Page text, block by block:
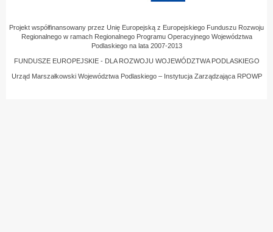
Projekt współfinansowany przez Unię Europejską z Europejskiego Funduszu Rozwoju
Regionalnego w ramach Regionalnego Programu Operacyjnego Województwa
Podlaskiego na lata 2007-2013
FUNDUSZE EUROPEJSKIE - DLA ROZWOJU WOJEWÓDZTWA PODLASKIEGO
Urząd Marszałkowski Województwa Podlaskiego – Instytucja Zarządzająca RPOWP